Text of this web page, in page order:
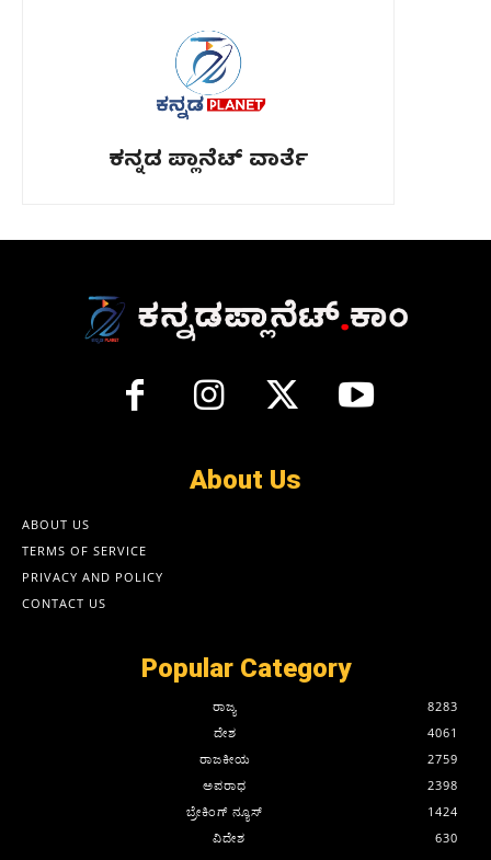
ಕನ್ನಡ ಪ್ಲಾನೆಟ್ ವಾರ್ತೆ
About Us
ABOUT US
TERMS OF SERVICE
PRIVACY AND POLICY
CONTACT US
Popular Category
ರಾಜ್ಯ
8283
ದೇಶ
4061
ರಾಜಕೀಯ
2759
ಅಪರಾಧ
2398
ಬ್ರೇಕಿಂಗ್ ನ್ಯೂಸ್
1424
ವಿದೇಶ
630